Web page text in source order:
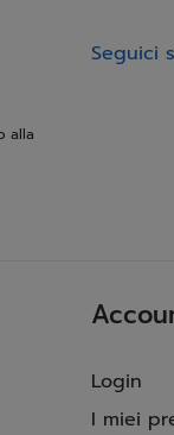
alla
Seguici
Login
I miei